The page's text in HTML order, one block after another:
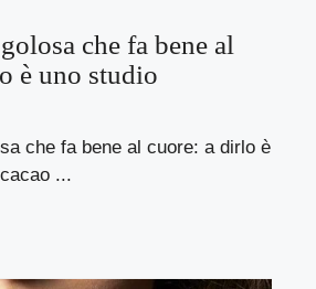
che fa bene al
è uno studio
che fa bene al cuore: a dirlo è
...